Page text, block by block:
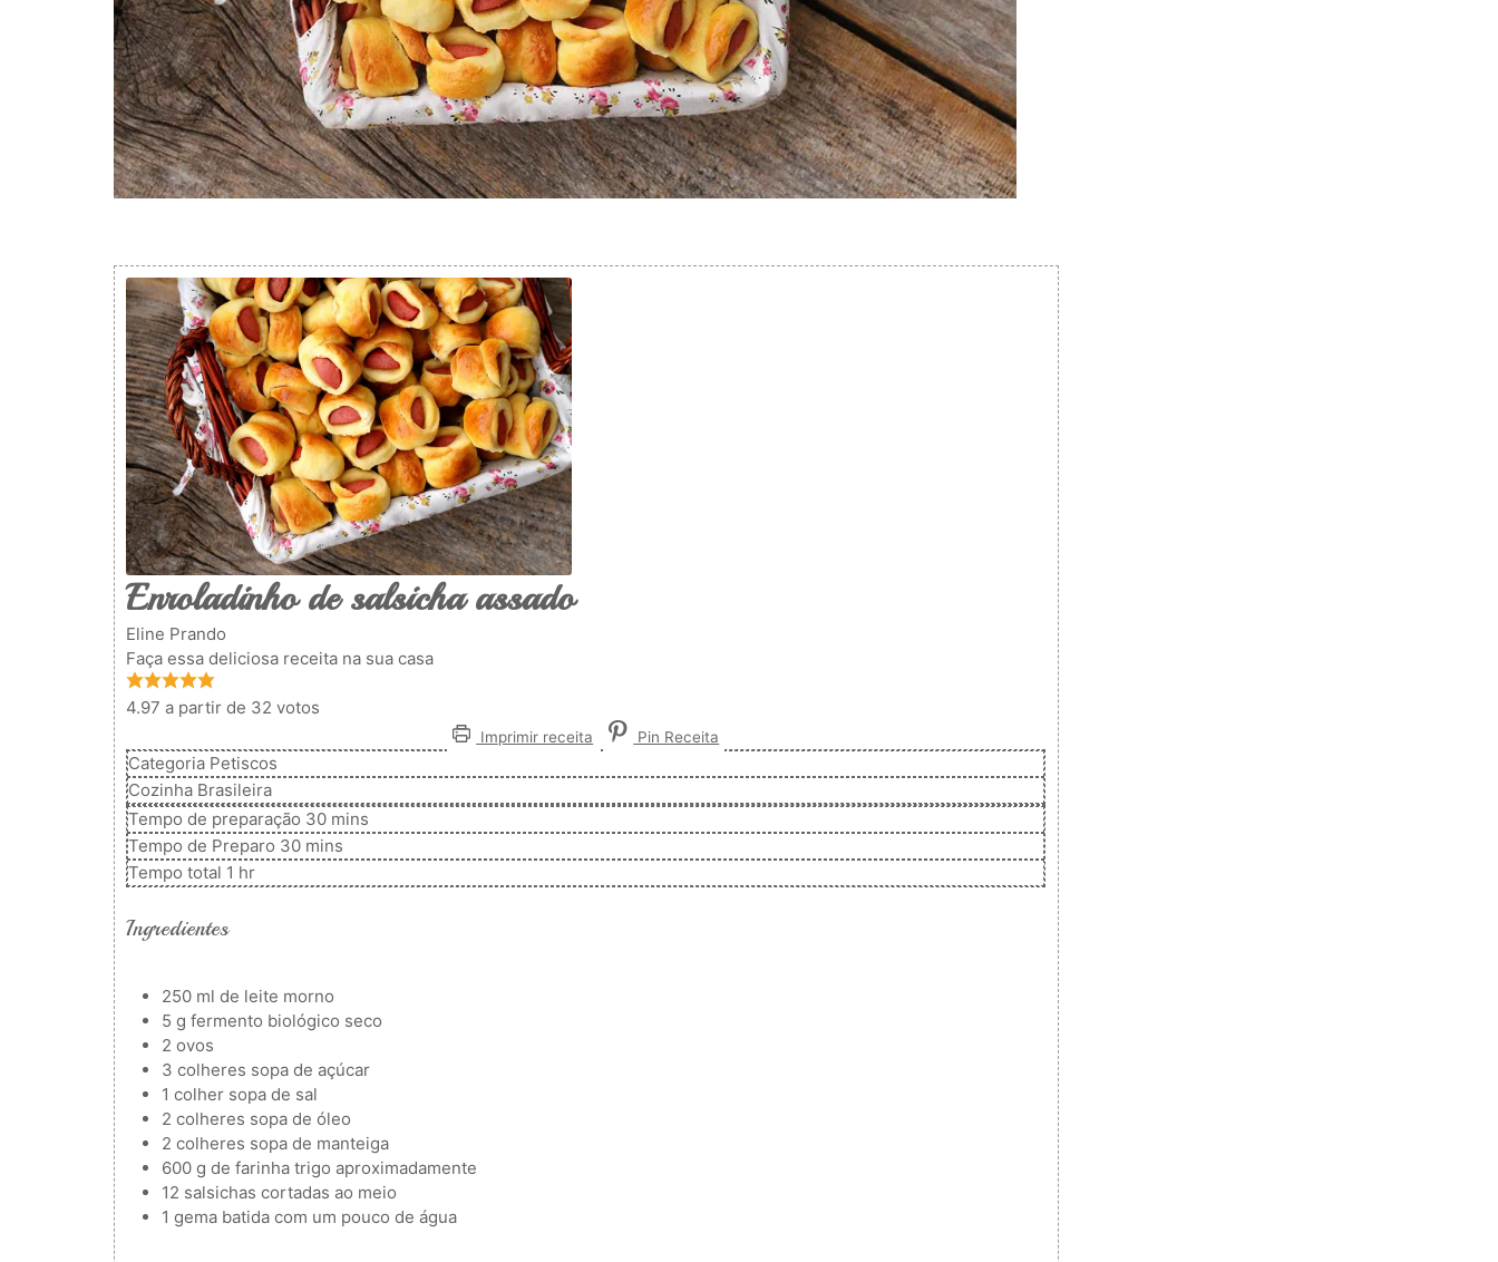
Enroladinho de salsicha assado
Eline Prando
Faça essa deliciosa receita na sua casa
4.97 a partir de 32 votos
Imprimir receita Pin Receita
Categoria Petiscos
Cozinha Brasileira
Tempo de preparação 30minutos
mins
Tempo de Preparo 30minutos
mins
Tempo total 1 hora
hr
Ingredientes
250 ml de leite morno
5 g fermento biológico seco
2 ovos
3 colheres sopa de açúcar
1 colher sopa de sal
2 colheres sopa de óleo
2 colheres sopa de manteiga
600 g de farinha trigo aproximadamente
12 salsichas cortadas ao meio
1 gema batida com um pouco de água